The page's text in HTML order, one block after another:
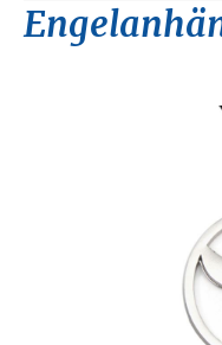
Bildergalerie